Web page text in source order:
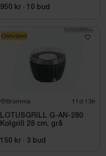
950 kr · 10 bud
Bromma 11d 13h
LOTUSGRILL G-AN-280
Kolgrill 28 cm, grå
150 kr · 3 bud
Oanvänd